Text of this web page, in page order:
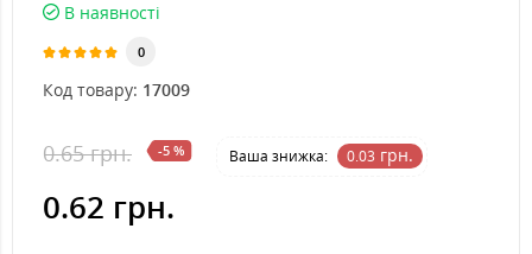
В наявності
0
Код товару: 17009
0.65 грн. -5 % Ваша знижка: 0.03 грн.
0.62 грн.